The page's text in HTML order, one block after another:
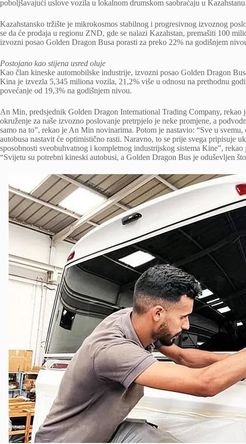
poboljšavajući uslove vozila u lokalnom drumskom saobraćaju u Kazahstanu.
Kazahstansko tržište je mikrokosmos stabilnog i progresivnog izvoznog
se da će prodaja u regionu ZND, gde se nalazi Kazahstan, premašiti 100
izvozni posao Golden Dragon Busa porasti za preko 22% na godišnjem
Postojano kao stijena usred oluje
Kao član kineske automobilske industrije, izvozni posao Golden Dragon
Kina je izvezla 5,345 miliona vozila, 21,2% više u odnosu na prethodnu
povećanje od 19,3% na godišnjem nivou.
An Min, predsjednik Golden Dragon International Trading Company,
okruženje za naše izvozno poslovanje pretrpjelo je neke promjene, a
samo na to”, rekao je An Min novinarima. Potom je nastavio: “Sve u
autobusa nastavit će optimistično rasti. Naravno, to se prije svega pripisuje
sposobnosti sveobuhvatnog i kompletnog industrijskog sistema Kine”,
“Svijetu su potrebni kineski autobusi, a Golden Dragon Bus je oduševljen